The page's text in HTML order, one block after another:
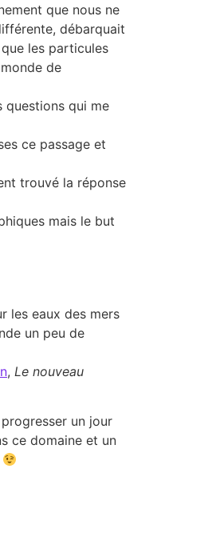
que nous ne
débarquait
les particules
de
questions qui me
ce passage et
trouvé la réponse
mais le but
les eaux des mers
un peu de
, Le nouveau
un jour
ce domaine et un